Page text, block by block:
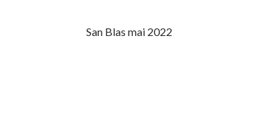
San Blas mai 2022